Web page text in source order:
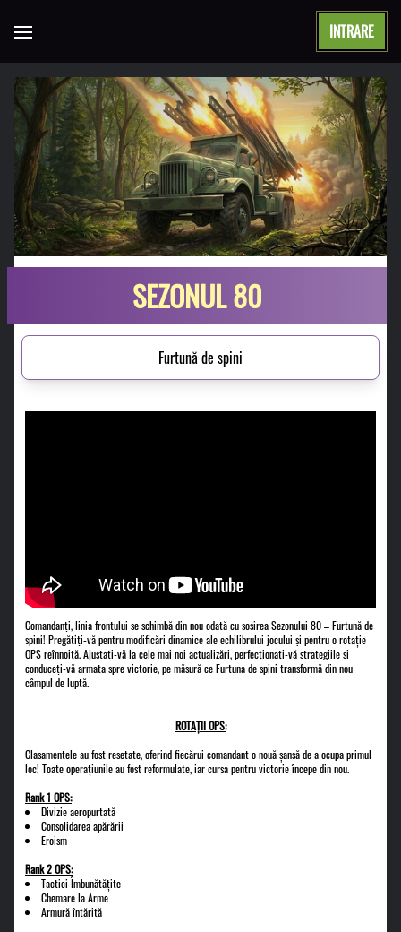
Open main menu INTRARE
SEZONUL 80
Furtună de spini
Comandanți, linia frontului se schimbă din nou odată cu sosirea Sezonului 80 – Furtună de
spini! Pregătiți-vă pentru modificări dinamice ale echilibrului jocului și pentru o rotație
OPS reînnoită. Ajustați-vă la cele mai noi actualizări, perfecționați-vă strategiile și
conduceți-vă armata spre victorie, pe măsură ce Furtuna de spini transformă din nou
câmpul de luptă.
ROTAȚII OPS:
Clasamentele au fost resetate, oferind fiecărui comandant o nouă șansă de a ocupa primul
loc! Toate operațiunile au fost reformulate, iar cursa pentru victorie începe din nou.
Rank 1 OPS:
Divizie aeropurtată
Consolidarea apărării
Eroism
Rank 2 OPS:
Tactici Îmbunătățite
Chemare la Arme
Armură întărită